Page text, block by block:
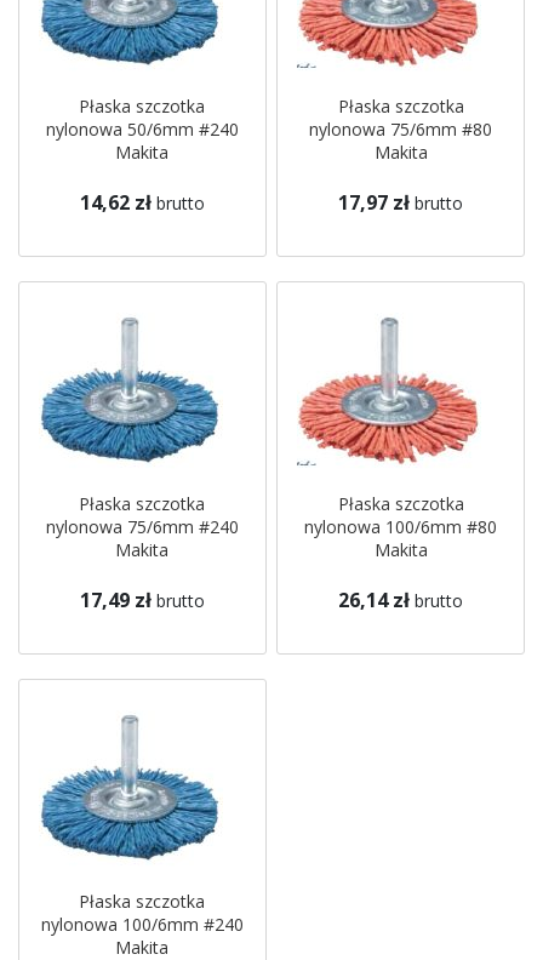
Płaska szczotka
nylonowa 50/6mm #240
Makita
14,62 zł brutto
Płaska szczotka
nylonowa 75/6mm #80
Makita
17,97 zł brutto
Płaska szczotka
nylonowa 75/6mm #240
Makita
17,49 zł brutto
Płaska szczotka
nylonowa 100/6mm #80
Makita
26,14 zł brutto
Płaska szczotka
nylonowa 100/6mm #240
Makita